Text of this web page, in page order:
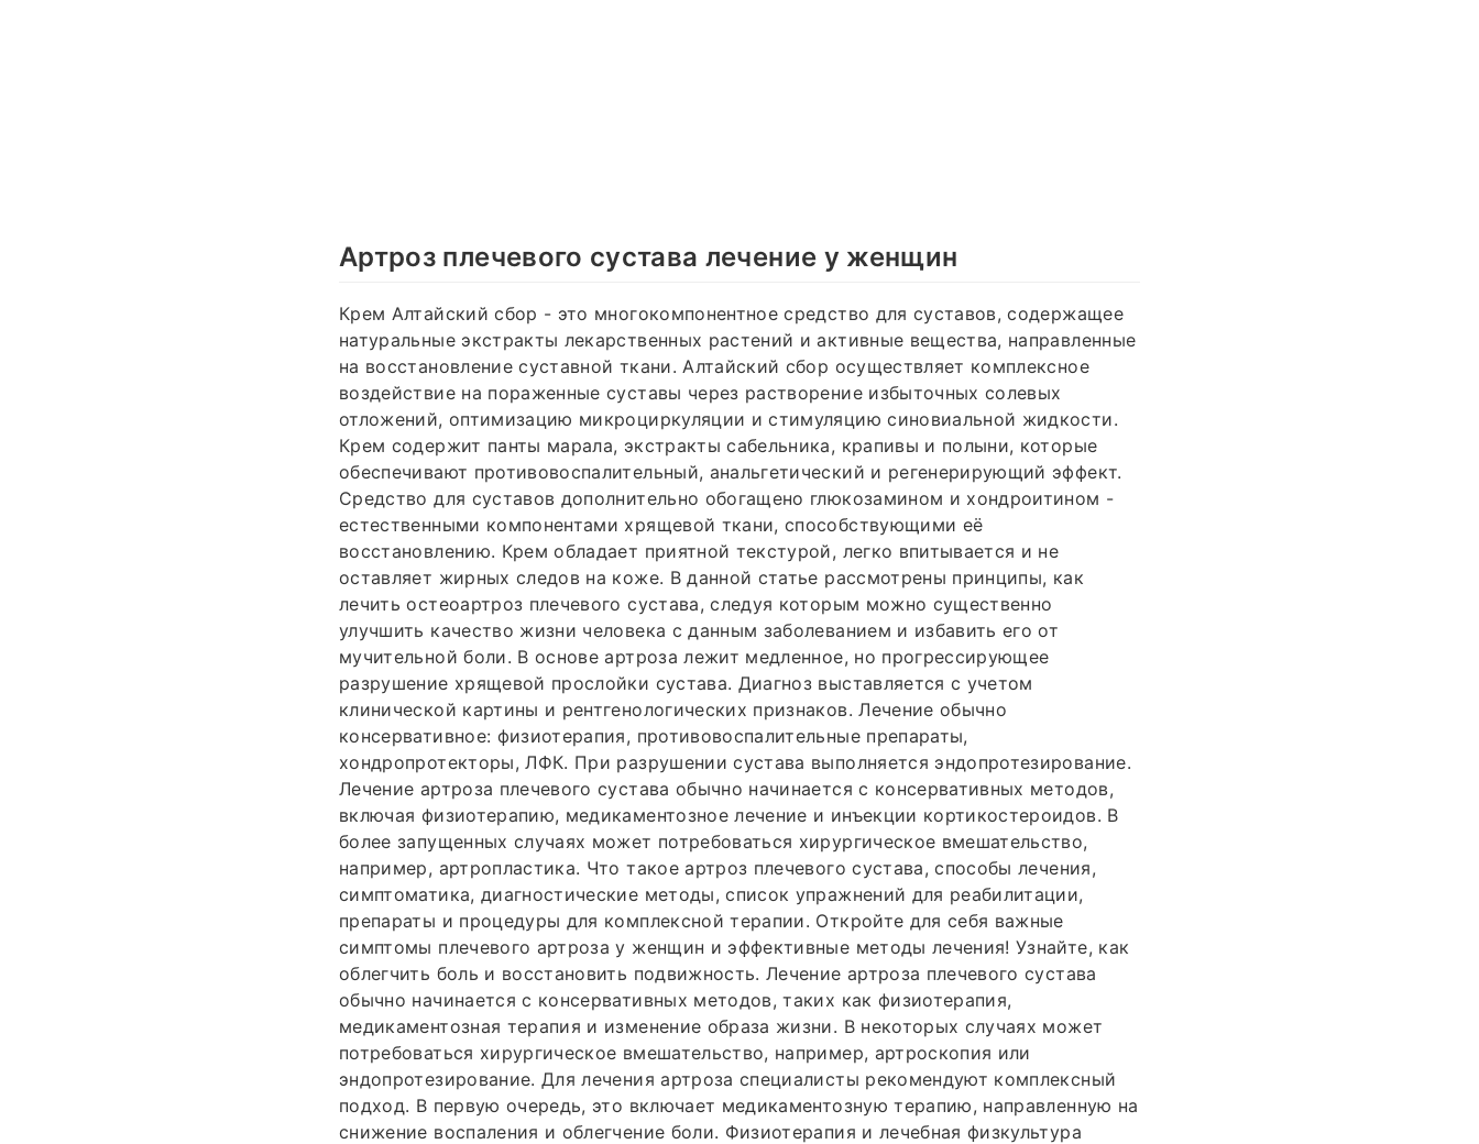
Артроз плечевого сустава лечение у женщин
Крем Алтайский сбор - это многокомпонентное средство для суставов, содержащее
натуральные экстракты лекарственных растений и активные вещества, направленные
на восстановление суставной ткани. Алтайский сбор осуществляет комплексное
воздействие на пораженные суставы через растворение избыточных солевых
отложений, оптимизацию микроциркуляции и стимуляцию синовиальной жидкости.
Крем содержит панты марала, экстракты сабельника, крапивы и полыни, которые
обеспечивают противовоспалительный, анальгетический и регенерирующий эффект.
Средство для суставов дополнительно обогащено глюкозамином и хондроитином -
естественными компонентами хрящевой ткани, способствующими её
восстановлению. Крем обладает приятной текстурой, легко впитывается и не
оставляет жирных следов на коже. В данной статье рассмотрены принципы, как
лечить остеоартроз плечевого сустава, следуя которым можно существенно
улучшить качество жизни человека с данным заболеванием и избавить его от
мучительной боли. В основе артроза лежит медленное, но прогрессирующее
разрушение хрящевой прослойки сустава. Диагноз выставляется с учетом
клинической картины и рентгенологических признаков. Лечение обычно
консервативное: физиотерапия, противовоспалительные препараты,
хондропротекторы, ЛФК. При разрушении сустава выполняется эндопротезирование.
Лечение артроза плечевого сустава обычно начинается с консервативных методов,
включая физиотерапию, медикаментозное лечение и инъекции кортикостероидов. В
более запущенных случаях может потребоваться хирургическое вмешательство,
например, артропластика. Что такое артроз плечевого сустава, способы лечения,
симптоматика, диагностические методы, список упражнений для реабилитации,
препараты и процедуры для комплексной терапии. Откройте для себя важные
симптомы плечевого артроза у женщин и эффективные методы лечения! Узнайте, как
облегчить боль и восстановить подвижность. Лечение артроза плечевого сустава
обычно начинается с консервативных методов, таких как физиотерапия,
медикаментозная терапия и изменение образа жизни. В некоторых случаях может
потребоваться хирургическое вмешательство, например, артроскопия или
эндопротезирование. Для лечения артроза специалисты рекомендуют комплексный
подход. В первую очередь, это включает медикаментозную терапию, направленную на
снижение воспаления и облегчение боли. Физиотерапия и лечебная физкультура